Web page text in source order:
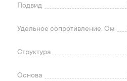
Подвид
Удельное сопротивление, Ом
Структура
Основа